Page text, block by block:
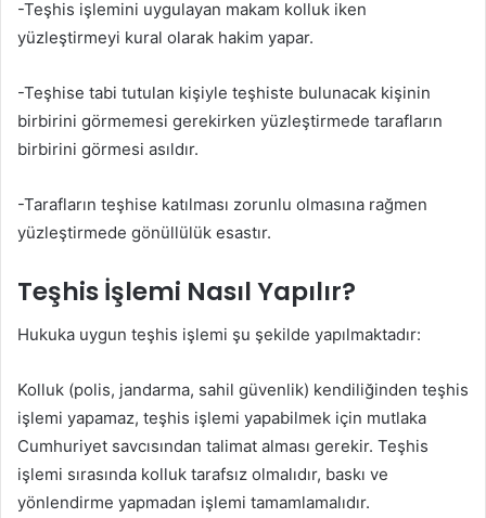
-Teşhis işlemini uygulayan makam kolluk iken
yüzleştirmeyi kural olarak hakim yapar.
-Teşhise tabi tutulan kişiyle teşhiste bulunacak kişinin
birbirini görmemesi gerekirken yüzleştirmede tarafların
birbirini görmesi asıldır.
-Tarafların teşhise katılması zorunlu olmasına rağmen
yüzleştirmede gönüllülük esastır.
Teşhis İşlemi Nasıl Yapılır?
Hukuka uygun teşhis işlemi şu şekilde yapılmaktadır:
Kolluk (polis, jandarma, sahil güvenlik) kendiliğinden teşhis
işlemi yapamaz, teşhis işlemi yapabilmek için mutlaka
Cumhuriyet savcısından talimat alması gerekir. Teşhis
işlemi sırasında kolluk tarafsız olmalıdır, baskı ve
yönlendirme yapmadan işlemi tamamlamalıdır.